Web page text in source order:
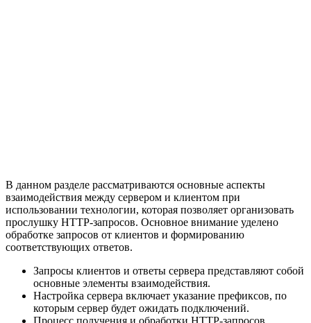
В данном разделе рассматриваются основные аспекты
взаимодействия между сервером и клиентом при
использовании технологии, которая позволяет организовать
прослушку HTTP-запросов. Основное внимание уделено
обработке запросов от клиентов и формированию
соответствующих ответов.
Запросы клиентов и ответы сервера представляют собой
основные элементы взаимодействия.
Настройка сервера включает указание префиксов, по
которым сервер будет ожидать подключений.
Процесс получения и обработки HTTP-запросов